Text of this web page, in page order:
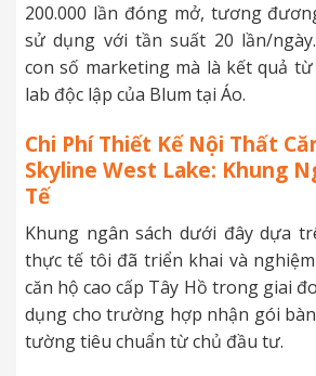
200.000 lần đóng mở, tương
sử dụng với tần suất 20 lần/
con số marketing mà là kết quả
lab độc lập của Blum tại Áo.
Chi Phí Thiết Kế Nội Thất
Skyline West Lake: Khung
Tế
Khung ngân sách dưới đây dựa
thực tế tôi đã triển khai và
căn hộ cao cấp Tây Hồ trong giai
dụng cho trường hợp nhận gói
tường tiêu chuẩn từ chủ đầu tư.